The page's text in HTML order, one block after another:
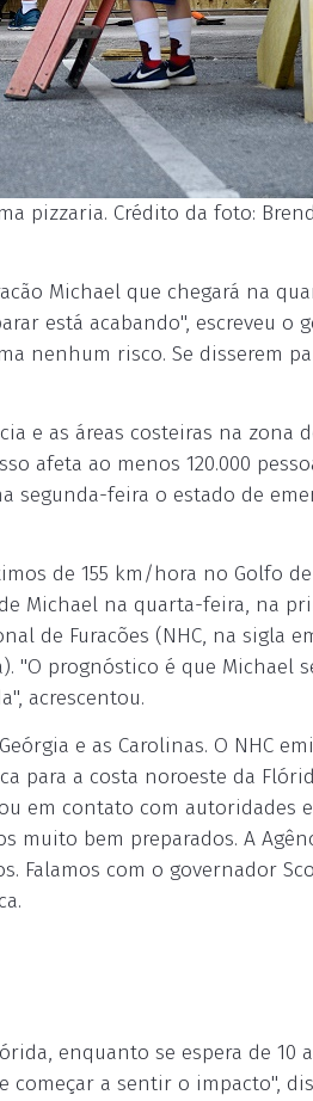
pizzaria. Crédito da foto:
Michael que chegará na
está acabando", escreveu o
nenhum risco. Se disserem
e as áreas costeiras na zona
afeta ao menos 120.000
segunda-feira o estado de
de 155 km/hora no Golfo de
Michael na quarta-feira, na
de Furacões (NHC, na sigla
"O prognóstico é que Michael
acrescentou.
e as Carolinas. O NHC
para a costa noroeste da
em contato com autoridades
muito bem preparados. A
Falamos com o governador
enquanto se espera de 10
começar a sentir o impacto",